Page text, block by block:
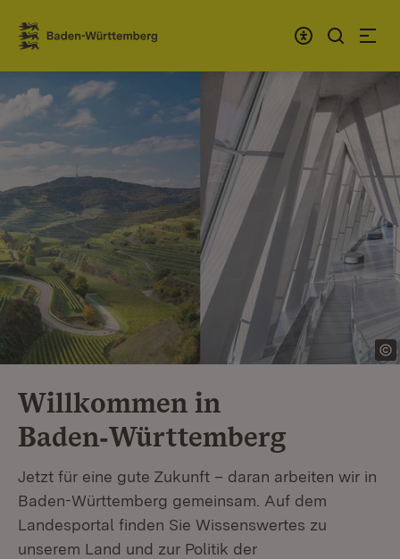
Zum Inhalt springen
Link zur Startseite
Willkommen in
Baden‑Württemberg
Jetzt für eine gute Zukunft – daran arbeiten wir in
Baden-Württemberg gemeinsam. Auf dem
Landesportal finden Sie Wissenswertes zu
unserem Land und zur Politik der